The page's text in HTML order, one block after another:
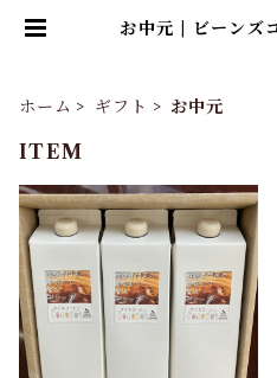
お中元 | ビーンズ
ホーム
ギフト お中元
ITEM